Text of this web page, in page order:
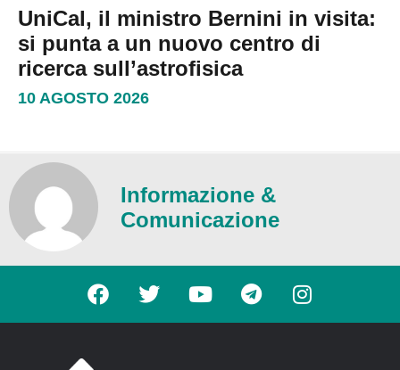
UniCal, il ministro Bernini in visita:
si punta a un nuovo centro di
ricerca sull’astrofisica
10 AGOSTO 2026
Informazione &
Comunicazione